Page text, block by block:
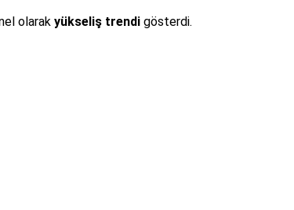
olarak yükseliş trendi gösterdi.